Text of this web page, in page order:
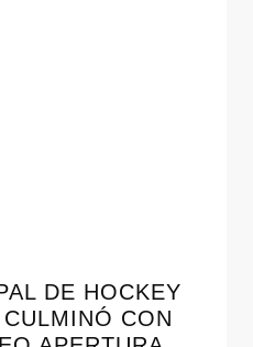
DE HOCKEY
CON